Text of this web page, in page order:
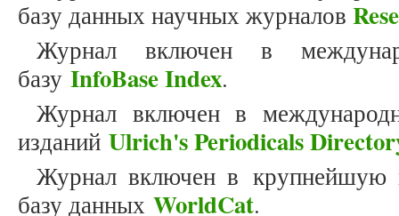
базу данных научных журналов
Журнал включен в
базу InfoBase Index.
Журнал включен в
изданий Ulrich's Periodicals
Журнал включен в крупнейшую
базу данных WorldCat.